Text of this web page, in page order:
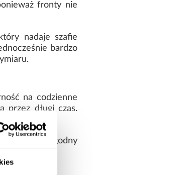
fronty nie
nadaje szafie
bardzo
na codzienne
przez długi czas.
wnętrz.
wnętrze, wygodny